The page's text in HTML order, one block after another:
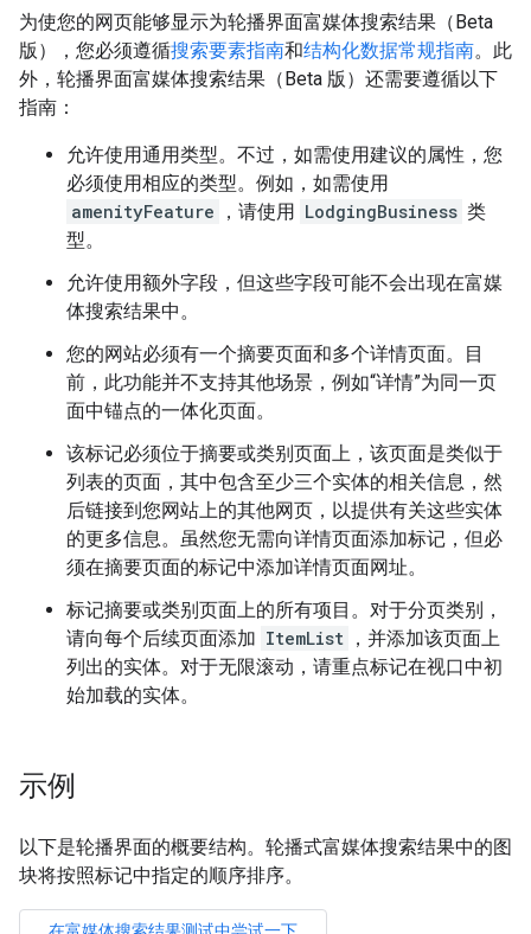
为使您的网页能够显示为轮播界面富媒体搜索结果（Beta
版），您必须遵循搜索要素指南和结构化数据常规指南。此
外，轮播界面富媒体搜索结果（Beta 版）还需要遵循以下
指南：
允许使用通用类型。不过，如需使用建议的属性，您
必须使用相应的类型。例如，如需使用
amenityFeature
，请使用 LodgingBusiness 类
型。
允许使用额外字段，但这些字段可能不会出现在富媒
体搜索结果中。
您的网站必须有一个摘要页面和多个详情页面。目
前，此功能并不支持其他场景，例如“详情”为同一页
面中锚点的一体化页面。
该标记必须位于摘要或类别页面上，该页面是类似于
列表的页面，其中包含至少三个实体的相关信息，然
后链接到您网站上的其他网页，以提供有关这些实体
的更多信息。虽然您无需向详情页面添加标记，但必
须在摘要页面的标记中添加详情页面网址。
标记摘要或类别页面上的所有项目。对于分页类别，
请向每个后续页面添加 ItemList
，并添加该页面上
列出的实体。对于无限滚动，请重点标记在视口中初
始加载的实体。
示例
以下是轮播界面的概要结构。轮播式富媒体搜索结果中的图
块将按照标记中指定的顺序排序。